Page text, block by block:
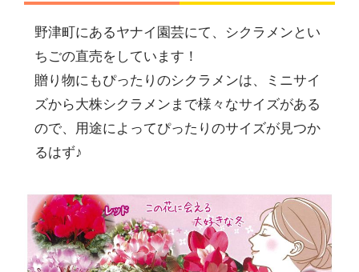
野津町にあるヤナイ園芸にて、シクラメンとい
ちごの直売をしています！
贈り物にもぴったりのシクラメンは、ミニサイ
ズから大株シクラメンまで様々なサイズがある
ので、用途によってぴったりのサイズが見つか
るはず♪